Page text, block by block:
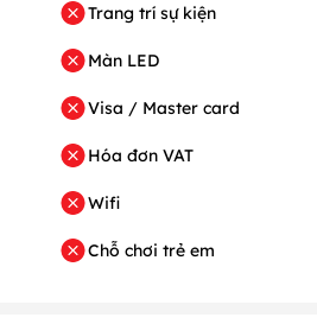
Trang trí sự kiện
Màn LED
Visa / Master card
Hóa đơn VAT
Wifi
Chỗ chơi trẻ em